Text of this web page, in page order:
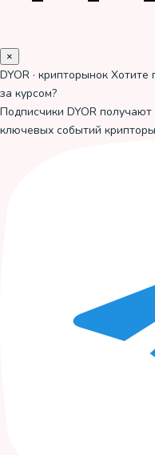
×
DYOR · крипторынок Хотите
за курсом?
Подписчики DYOR
ключевых событий